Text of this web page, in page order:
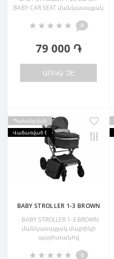
BABY CAR SEAT մանկասայլակ
0
79 000 ֏
ԱՌԿԱ ՉԷ
Պահանջված
Վաճառված է
BABY STROLLER 1-3 BROWN
- BABY STROLLER 1-3 BROWN
մանկասայլակ մայրիկի
պայուսակով
0